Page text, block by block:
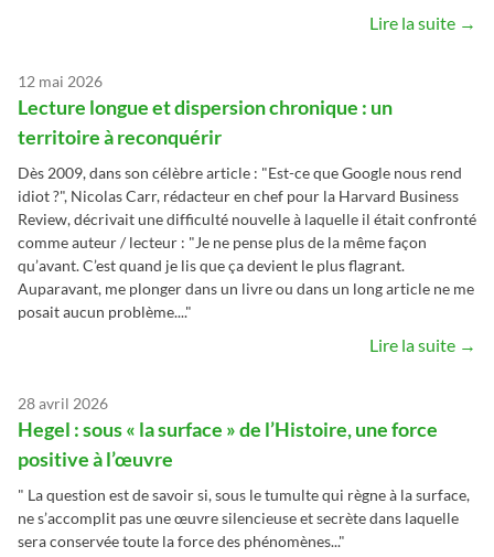
Lire la suite →
12 mai 2026
Lecture longue et dispersion chronique : un
territoire à reconquérir
Dès 2009, dans son célèbre article : "Est-ce que Google nous rend
idiot ?", Nicolas Carr, rédacteur en chef pour la Harvard Business
Review, décrivait une difficulté nouvelle à laquelle il était confronté
comme auteur / lecteur : "Je ne pense plus de la même façon
qu’avant. C’est quand je lis que ça devient le plus flagrant.
Auparavant, me plonger dans un livre ou dans un long article ne me
posait aucun problème...."
Lire la suite →
28 avril 2026
Hegel : sous « la surface » de l’Histoire, une force
positive à l’œuvre
" La question est de savoir si, sous le tumulte qui règne à la surface,
ne s’accomplit pas une œuvre silencieuse et secrète dans laquelle
sera conservée toute la force des phénomènes..."